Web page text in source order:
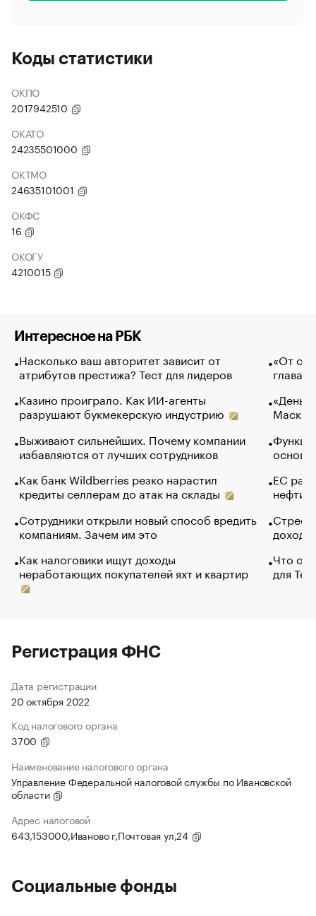
Коды статистики
ОКПО
2017942510
ОКАТО
24235501000
ОКТМО
24635101001
ОКФС
16
ОКОГУ
4210015
Интересное на РБК
Насколько ваш авторитет зависит от
атрибутов престижа? Тест для лидеров
Казино проиграло. Как ИИ-агенты
разрушают букмекерскую индустрию
Выживают сильнейших. Почему компании
избавляются от лучших сотрудников
Как банк Wildberries резко нарастил
кредиты селлерам до атак на склады
Сотрудники открыли новый способ вредить
компаниям. Зачем им это
Как налоговики ищут доходы
неработающих покупателей яхт и квартир
«От
глава
Маск в
основ
ЕС
нефти
Что
для
Регистрация ФНС
Дата регистрации
20 октября 2022
Код налогового органа
3700
Наименование налогового органа
Управление Федеральной налоговой службы по Ивановской
области
Адрес налоговой
643,153000,Иваново г,Почтовая ул,24
Социальные фонды